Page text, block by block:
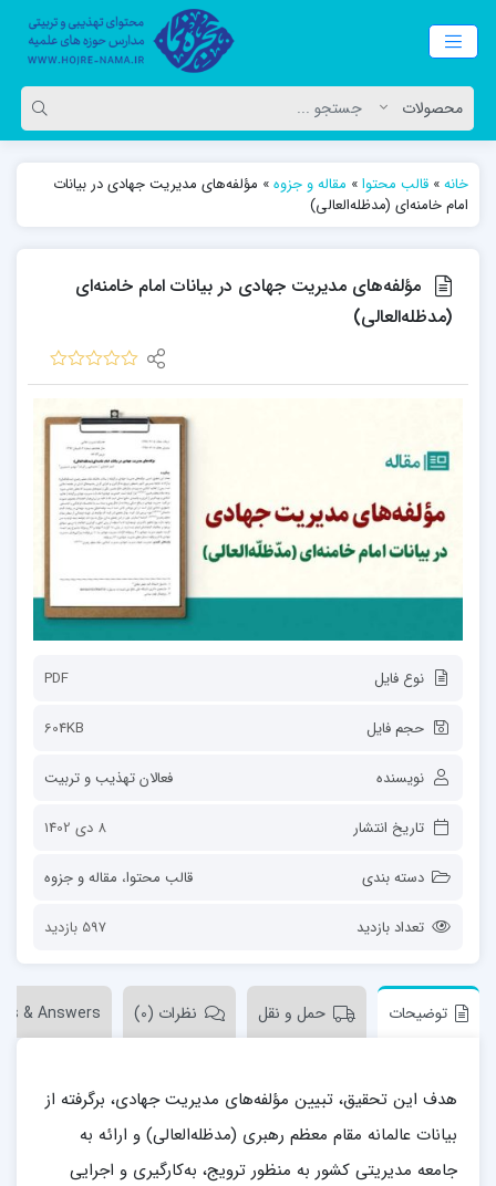
خانه» قالب محتوا» مقاله و جزوه» مؤلفه‌های مدیریت جهادی در بیانات
امام خامنه‌ای (مدظله‌العالی)
مؤلفه‌های مدیریت جهادی در بیانات امام خامنه‌ای
(مدظله‌العالی)
نوع فایل PDF
حجم فایل 604KB
نویسنده فعالان تهذیب و تربیت
تاریخ انتشار 8 دی 1402
دسته بندی قالب محتوا، مقاله و جزوه
تعداد بازدید 597 بازدید
توضیحات حمل و نقل نظرات (0) & Answers
هدف این تحقیق، تبیین مؤلفه‌های مدیریت جهادی، برگرفته از
بیانات عالمانه مقام معظم رهبری (مدظله‌العالی) و ارائه به
جامعه مدیریتی کشور به ­منظور ترویج، به‌کارگیری و اجرایی